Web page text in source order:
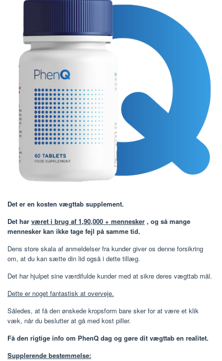
Det er en kosten vægttab supplement.
Det har været i brug af 1,90,000 + mennesker , og så mange
mennesker kan ikke tage fejl på samme tid.
Dens store skala af anmeldelser fra kunder giver os denne forsikring
om, at du kan sætte din lid også i dette tillæg.
Det har hjulpet sine værdifulde kunder med at sikre deres vægttab mål.
Dette er noget fantastisk at overveje.
Således, at få den ønskede kropsform bare sker for at være et klik
væk, når du beslutter at gå med kost piller.
Få den rigtige info om PhenQ dag og gøre dit vægttab en realitet.
Supplerende bestemmelse: